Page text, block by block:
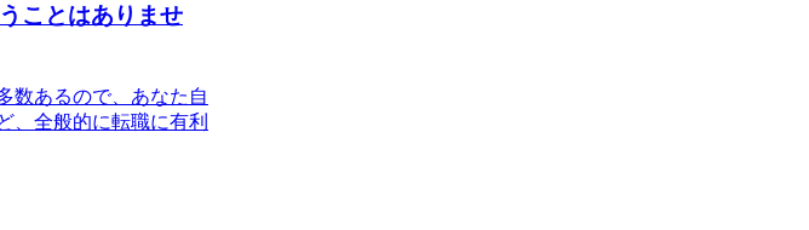
ことはありませ
数あるので、あなた自
、全般的に転職に有利